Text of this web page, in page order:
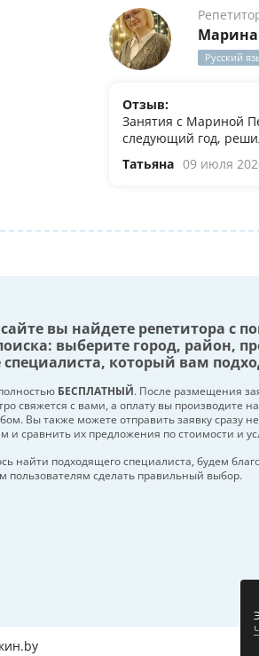
Марина
Русский
Отзыв:
Занятия с Мариной
следующий год,
Татьяна 09 июля
вы найдете репетитора с
выберите город, район,
специалиста, который вам
БЕСПЛАТНЫЙ. После размещения
свяжется с вами, а оплату вы производите
Вы также можете отправить заявку сразу
и сравнить их предложения по стоимости и
найти подходящего специалиста, будем
пользователям сделать правильный выбор.